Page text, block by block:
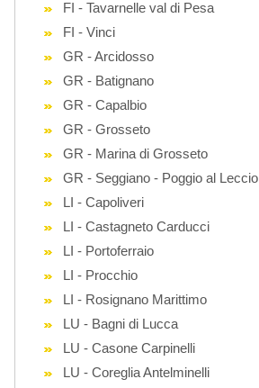
FI - Tavarnelle val di Pesa
FI - Vinci
GR - Arcidosso
GR - Batignano
GR - Capalbio
GR - Grosseto
GR - Marina di Grosseto
GR - Seggiano - Poggio al Leccio
LI - Capoliveri
LI - Castagneto Carducci
LI - Portoferraio
LI - Procchio
LI - Rosignano Marittimo
LU - Bagni di Lucca
LU - Casone Carpinelli
LU - Coreglia Antelminelli